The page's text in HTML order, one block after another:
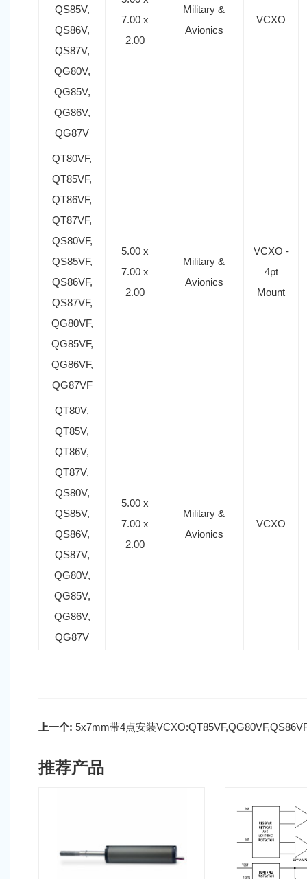
QS85V,
QS86V,
QS87V,
QG80V,
QG85V,
QG86V,
QG87V
7.00 x
2.00
Military &
Avionics
VCXO
QT80VF,
QT85VF,
QT86VF,
QT87VF,
QS80VF,
QS85VF,
QS86VF,
QS87VF,
QG80VF,
QG85VF,
QG86VF,
QG87VF
5.00 x
7.00 x
2.00
Military &
Avionics
VCXO -
4pt
Mount
QT80V,
QT85V,
QT86V,
QT87V,
QS80V,
QS85V,
QS86V,
QS87V,
QG80V,
QG85V,
QG86V,
QG87V
5.00 x
7.00 x
2.00
Military &
Avionics
VCXO
上一个: 5x7mm带4点安装
推荐产品